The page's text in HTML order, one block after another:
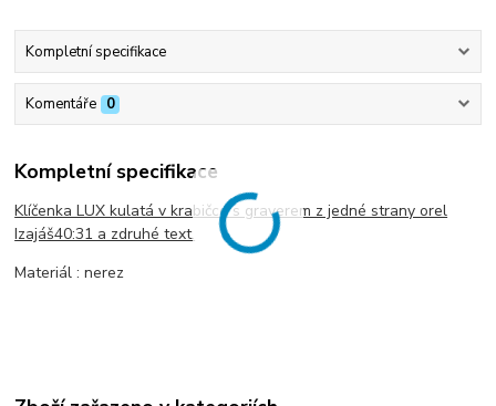
Kompletní specifikace
Komentáře 0
Kompletní specifikace
Klíčenka LUX kulatá v krabičce s graverem z jedné strany orel
Izajáš40:31 a zdruhé text.
Materiál : nerez